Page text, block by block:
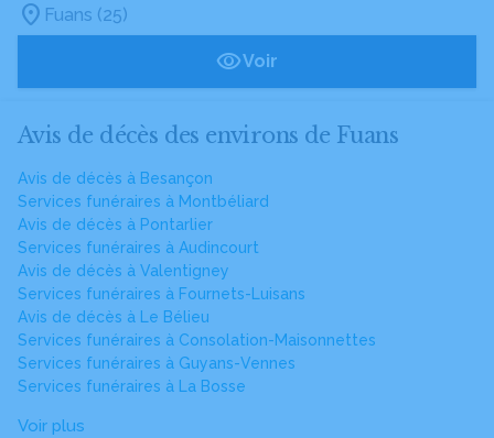
Fuans (25)
Voir
Avis de décès des environs de Fuans
Avis de décès à Besançon
Services funéraires à Montbéliard
Avis de décès à Pontarlier
Services funéraires à Audincourt
Avis de décès à Valentigney
Services funéraires à Fournets-Luisans
Avis de décès à Le Bélieu
Services funéraires à Consolation-Maisonnettes
Services funéraires à Guyans-Vennes
Services funéraires à La Bosse
Voir plus